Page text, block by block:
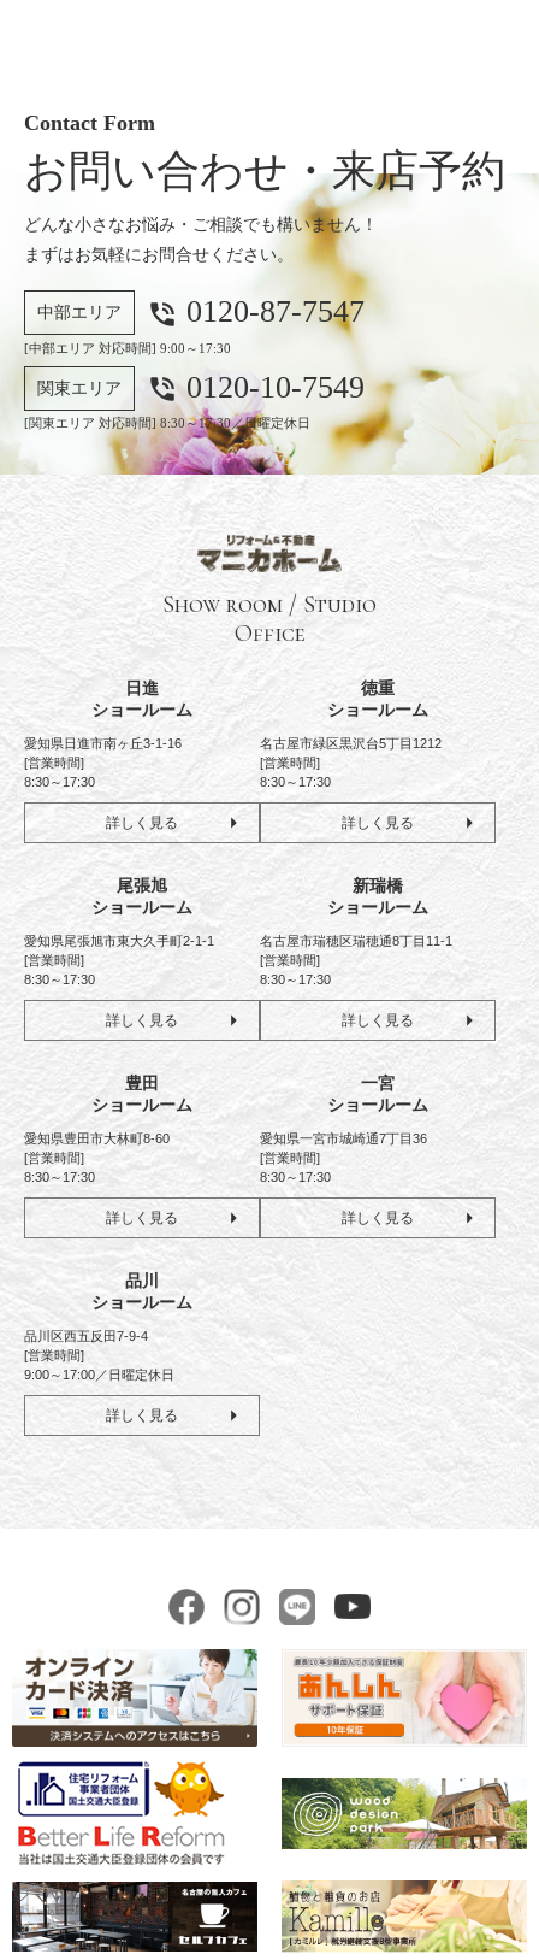
Contact Form
お問い合わせ・来店予約
どんな小さなお悩み・ご相談でも構いません！
まずはお気軽にお問合せください。
中部エリア phone_in_talk 0120-87-7547
[中部エリア 対応時間] 9:00～17:30
関東エリア phone_in_talk 0120-10-7549
[関東エリア 対応時間] 8:30～17:30／日曜定休日
Show room / Studio
Office
日進
ショールーム
愛知県日進市南ヶ丘3-1-16
[営業時間]
8:30～17:30
詳しく見る
徳重
ショールーム
名古屋市緑区黒沢台5丁目1212
[営業時間]
8:30～17:30
詳しく見る
尾張旭
ショールーム
愛知県尾張旭市東大久手町2-1-1
[営業時間]
8:30～17:30
詳しく見る
新瑞橋
ショールーム
名古屋市瑞穂区瑞穂通8丁目11-1
[営業時間]
8:30～17:30
詳しく見る
豊田
ショールーム
愛知県豊田市大林町8-60
[営業時間]
8:30～17:30
詳しく見る
一宮
ショールーム
愛知県一宮市城崎通7丁目36
[営業時間]
8:30～17:30
詳しく見る
品川
ショールーム
品川区西五反田7-9-4
[営業時間]
9:00～17:00／日曜定休日
詳しく見る